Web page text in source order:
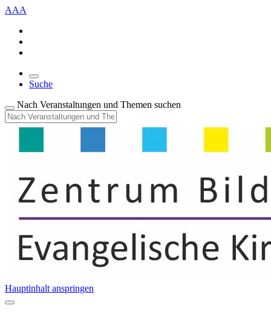
AAA
Suche
Nach Veranstaltungen und Themen suchen
Hauptinhalt anspringen